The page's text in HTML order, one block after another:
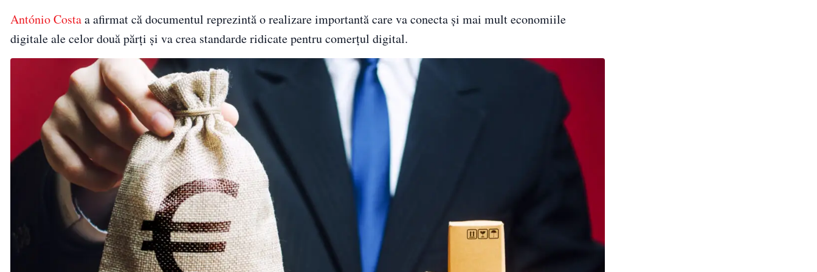
António Costaa afirmat că documentul reprezintă o realizare importantă care va conecta și mai mult economiile
digitale ale celor două părți și va crea standarde ridicate pentru comerțul digital.